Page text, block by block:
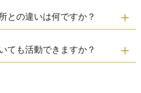
との違いは何ですか？
ても活動できますか？